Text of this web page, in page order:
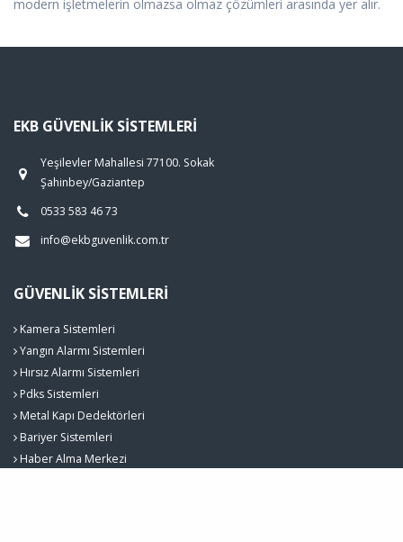
modern işletmelerin olmazsa olmaz çözümleri arasında yer alır.
EKB GÜVENLIK SISTEMLERI
Yeşilevler Mahallesi 77100. Sokak
Şahinbey/Gaziantep
0533 583 46 73
info@ekbguvenlik.com.tr
GÜVENLIK SISTEMLERI
Kamera Sistemleri
Yangın Alarmı Sistemleri
Hırsız Alarmı Sistemleri
Pdks Sistemleri
Metal Kapı Dedektörleri
Bariyer Sistemleri
Haber Alma Merkezi